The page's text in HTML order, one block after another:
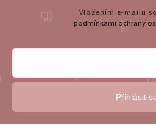
Vložením e-mailu
podmínkami ochrany
Přihlásit